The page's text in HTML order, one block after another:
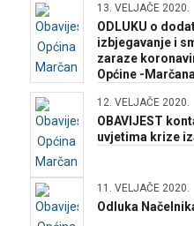
13. VELJAČE 2020.
ODLUKU o
izbjegavanje i
zaraze
Općine -Marčana
12. VELJAČE 2020.
OBAVIJEST
uvjetima krize
11. VELJAČE 2020.
Odluka